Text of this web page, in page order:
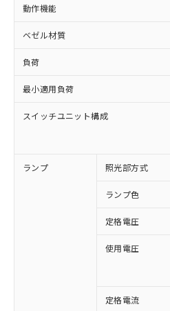
動作機能
ベゼル材質
負荷
最小適用負荷
スイッチユニット構成
ランプ 照光部方式
ランプ色
定格電圧
使用電圧
定格電流
対応済み：EU
非含有に対応した製品が